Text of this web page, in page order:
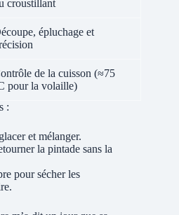
croustillant
épluchage et
de la cuisson (≈75
pour la volaille)
:
et mélanger.
la pintade sans la
pour sécher les